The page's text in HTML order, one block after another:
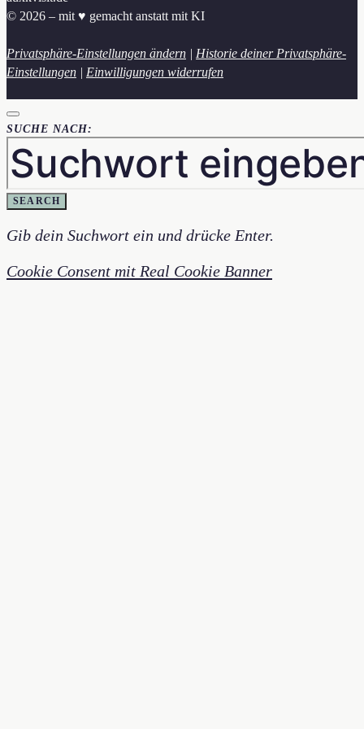
© 2026 – mit ♥︎ gemacht anstatt mit KI
Privatsphäre-Einstellungen ändern | Historie deiner Privatsphäre-
Einstellungen | Einwilligungen widerrufen
SUCHE NACH:
SEARCH
Gib dein Suchwort ein und drücke Enter.
Cookie Consent mit Real Cookie Banner